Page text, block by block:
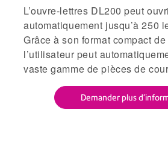
L’ouvre-lettres DL200 peut
automatiquement jusqu’à 250
Grâce à son format compact
l’utilisateur peut
vaste gamme de pièces de
Demander plus